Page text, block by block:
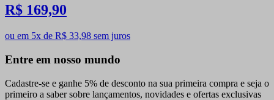
R$ 169,90
ou em 5x de R$ 33,98 sem juros
Entre em nosso mundo
Cadastre-se e ganhe 5% de desconto na sua primeira compra e seja o
primeiro a saber sobre lançamentos, novidades e ofertas exclusivas